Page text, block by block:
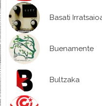
Basati
Buenamente
Bultzaka